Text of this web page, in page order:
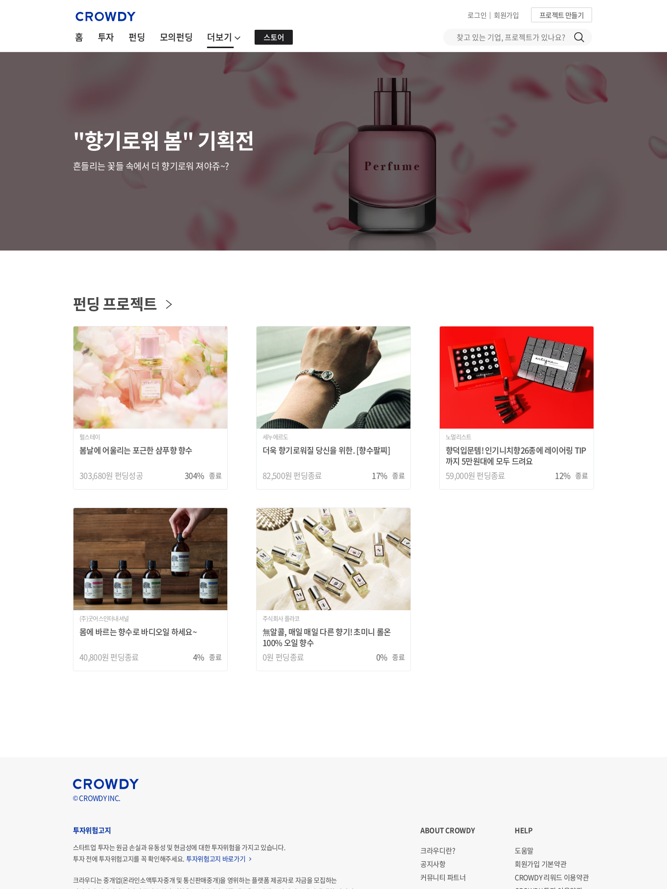
프로젝트 만들기
회원가입
|
로그인
홈 투자 펀딩 모의펀딩 더보기 스토어
"향기로워 봄" 기획전
흔들리는 꽃들 속에서 더 향기로워 져야쥬~?
펀딩 프로젝트
펄스테이
봄날에 어울리는 포근한 샴푸향 향수
303,680원 펀딩성공 종료
304%
세누에르도
더욱 향기로워질 당신을 위한. [향수팔찌]
82,500원 펀딩종료 종료
17%
노멀리스트
향덕입문템! 인기니치향26종에 레이어링 TIP
까지 5만원대에 모두 드려요
59,000원 펀딩종료 종료
12%
(주)굿어스인터내셔널
몸에 바르는 향수로 바디오일 하세요~
40,800원 펀딩종료 종료
4%
주식회사 플라코
無알콜, 매일 매일 다른 향기! 초미니 롤온
100% 오일 향수
0원 펀딩종료 종료
0%
© CROWDY INC.
ABOUT CROWDY
크라우디란?
공지사항
커뮤니티 파트너
HELP
도움말
회원가입 기본약관
CROWDY 리워드 이용약관
투자위험고지
스타트업 투자는 원금 손실과 유동성 및 현금성에 대한 투자위험을 가지고 있습니다.
투자 전에 투자위험고지를 꼭 확인해주세요. 투자위험고지 바로가기
크라우디는 중개업(온라인소액투자중개 및 통신판매중개)을 영위하는 플랫폼 제공자로 자금을 모집하는